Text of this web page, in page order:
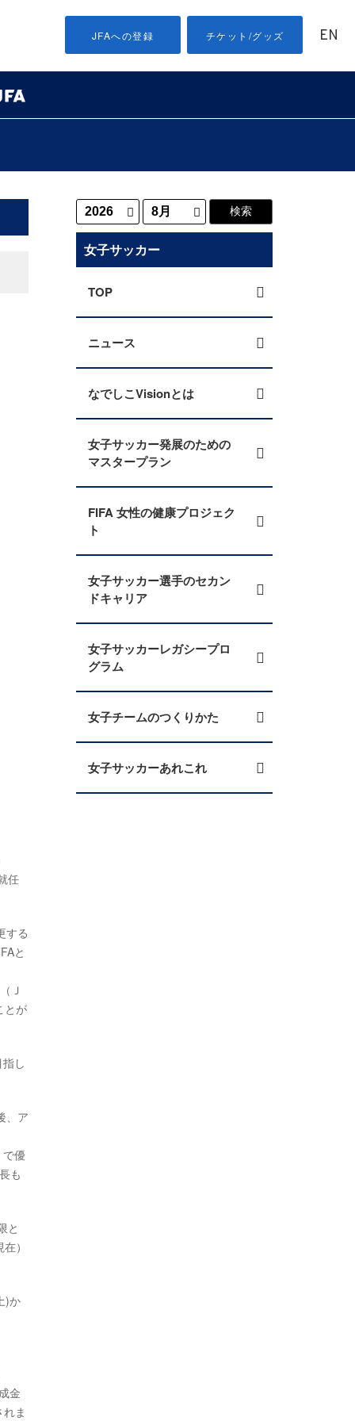
JFAへの登録 チケット/グッズ EN
任
する
と
Ｊ
とが
し
、ア
で優
も
と
）
)か
金
ま
女子サッカー
TOP
ニュース
なでしこVisionとは
女子サッカー発展のための
マスタープラン
FIFA 女性の健康プロジェク
ト
女子サッカー選手のセカン
ドキャリア
女子サッカーレガシープロ
グラム
女子チームのつくりかた
女子サッカーあれこれ